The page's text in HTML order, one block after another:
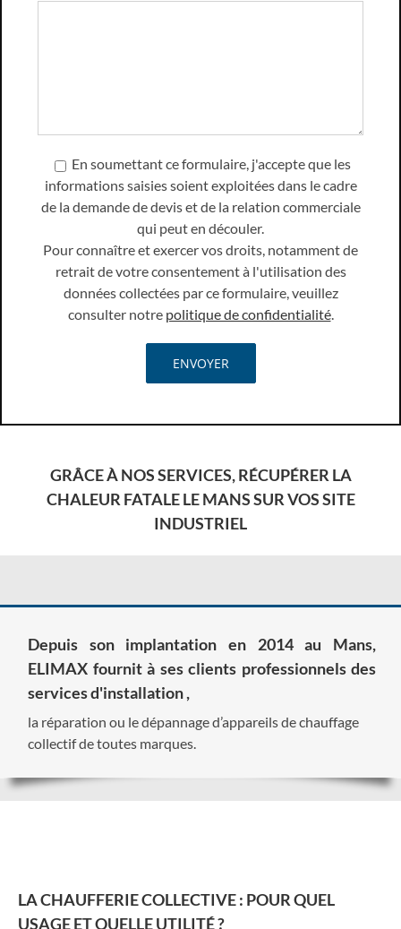
En soumettant ce formulaire, j'accepte que les
informations saisies soient exploitées dans le cadre
de la demande de devis et de la relation commerciale
qui peut en découler.
Pour connaître et exercer vos droits, notamment de
retrait de votre consentement à l'utilisation des
données collectées par ce formulaire, veuillez
consulter notre politique de confidentialité.
GRÂCE À NOS SERVICES, RÉCUPÉRER LA
CHALEUR FATALE LE MANS SUR VOS SITE
INDUSTRIEL
Depuis son implantation en 2014 au Mans,
ELIMAX fournit à ses clients professionnels des
services d'installation ,
la réparation ou le dépannage d’appareils de chauffage
collectif de toutes marques.
LA CHAUFFERIE COLLECTIVE : POUR QUEL
USAGE ET QUELLE UTILITÉ ?